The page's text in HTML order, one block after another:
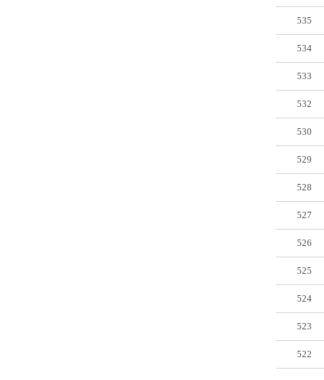
535
534
533
532
530
529
528
527
526
525
524
523
522